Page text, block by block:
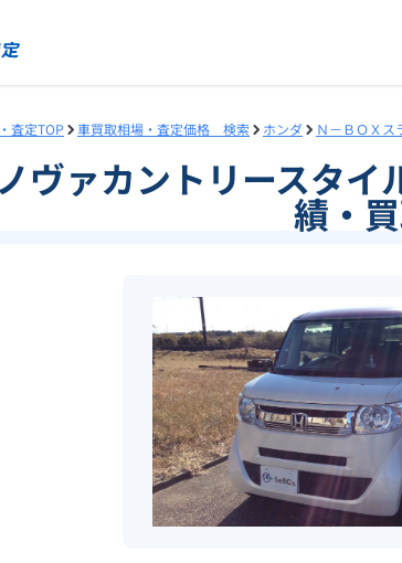
査定TOP 車買取相場・査定価格 検索 ホンダ Ｎ－ＢＯＸス
ヴァカントリースタ
績・